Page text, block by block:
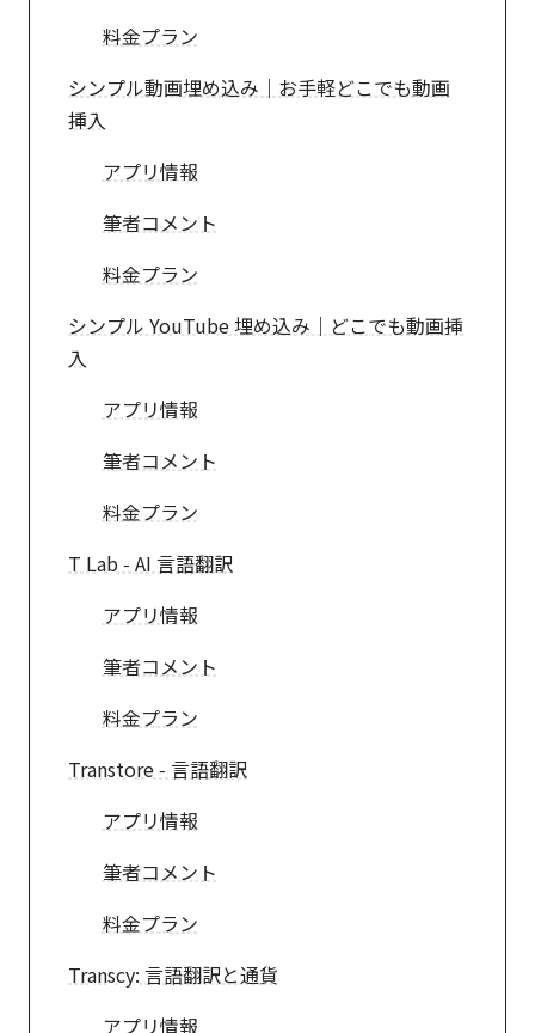
料金プラン
シンプル動画埋め込み｜お手軽どこでも動画
挿入
アプリ情報
筆者コメント
料金プラン
シンプル YouTube 埋め込み｜どこでも動画挿
入
アプリ情報
筆者コメント
料金プラン
T Lab ‑ AI 言語翻訳
アプリ情報
筆者コメント
料金プラン
Transtore ‑ 言語翻訳
アプリ情報
筆者コメント
料金プラン
Transcy: 言語翻訳と通貨
アプリ情報